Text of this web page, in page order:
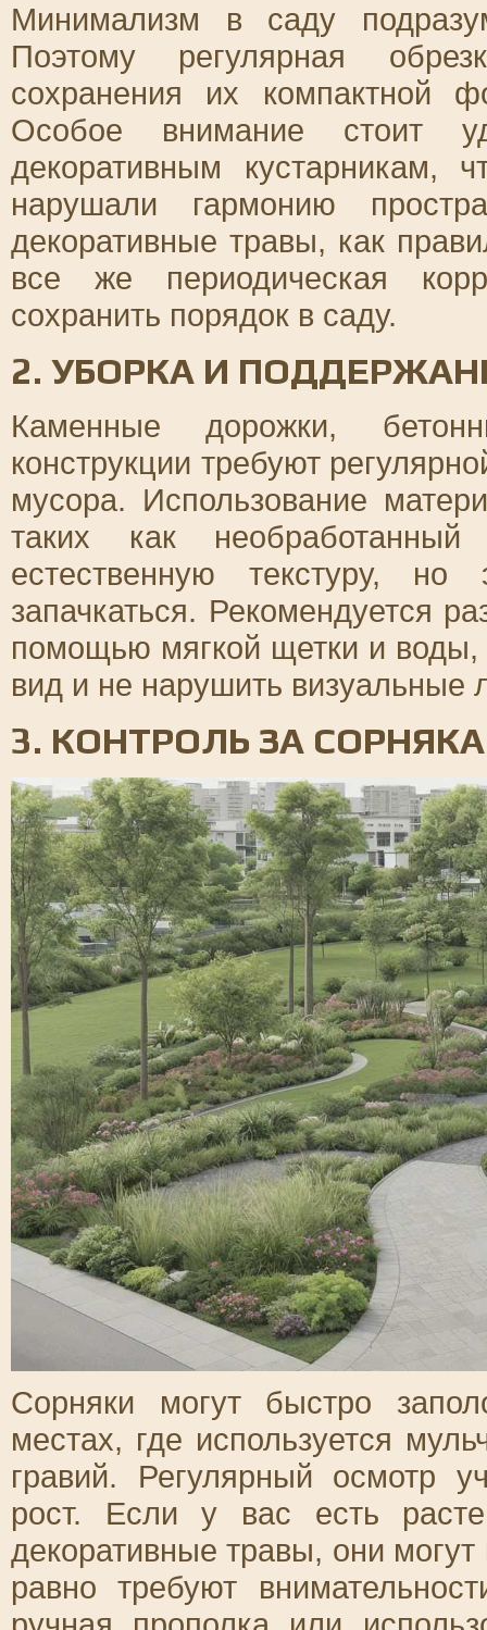
Минимализм в саду
Поэтому регулярная
сохранения их компактной
Особое внимание стоит
декоративным кустарникам,
нарушали гармонию
декоративные травы, как
все же периодическая
сохранить порядок в саду.
2. УБОРКА И
Каменные дорожки,
конструкции требуют
мусора. Использование
таких как
естественную текстуру,
запачкаться. Рекомендуется
помощью мягкой щетки и воды,
вид и не нарушить визуальные
3. КОНТРОЛЬ ЗА
Сорняки могут быстро
местах, где используется
гравий. Регулярный осмотр
рост. Если у вас есть
декоративные травы, они
равно требуют